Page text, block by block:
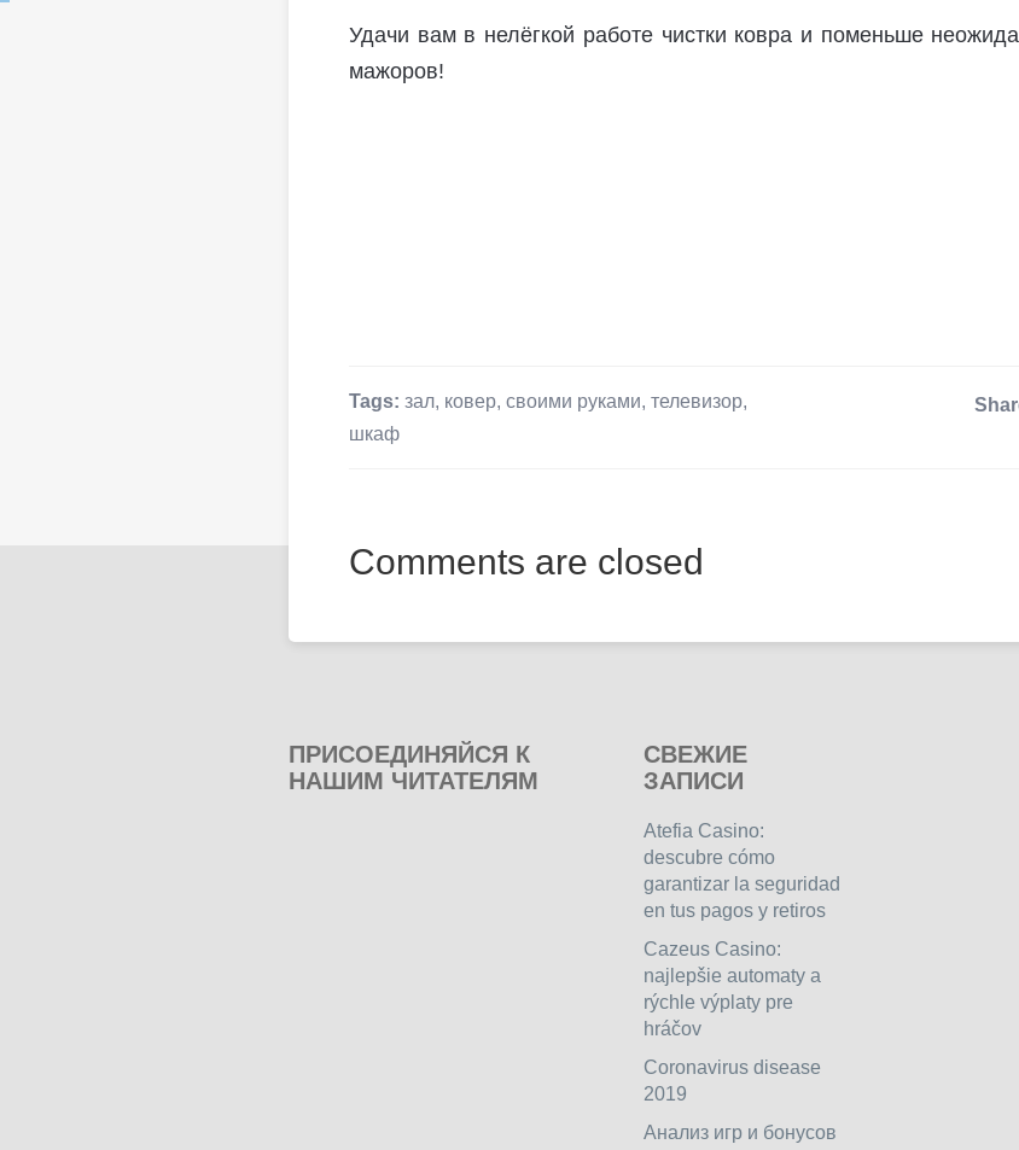
Удачи вам в нелёгкой работе чистки ковра и поменьше
мажоров!
Tags: зал, ковер, своими руками, телевизор,
шкаф
Comments are closed
ПРИСОЕДИНЯЙСЯ К
НАШИМ ЧИТАТЕЛЯМ
СВЕЖИЕ
ЗАПИСИ
Atefia Casino:
descubre cómo
garantizar la seguridad
en tus pagos y retiros
Cazeus Casino:
najlepšie automaty a
rýchle výplaty pre
hráčov
Coronavirus disease
2019
Анализ игр и бонусов